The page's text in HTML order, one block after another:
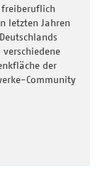
freiberuflich
letzten Jahren
der
Community